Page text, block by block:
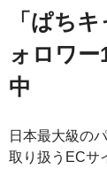
「ぱち
ォロワ
中
日本最大級の
取り扱うECサ